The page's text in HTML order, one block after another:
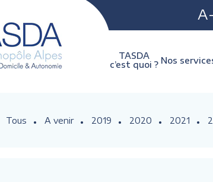
A-
TASDA
c’est quoi ? Nos
Tous A venir 2019 2020 2021